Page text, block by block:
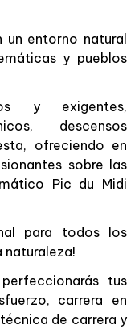
un entorno natural
y pueblos
y exigentes,
descensos
ofreciendo en
sobre las
Pic du Midi
para todos los
naturaleza!
tus
carrera en
de carrera y